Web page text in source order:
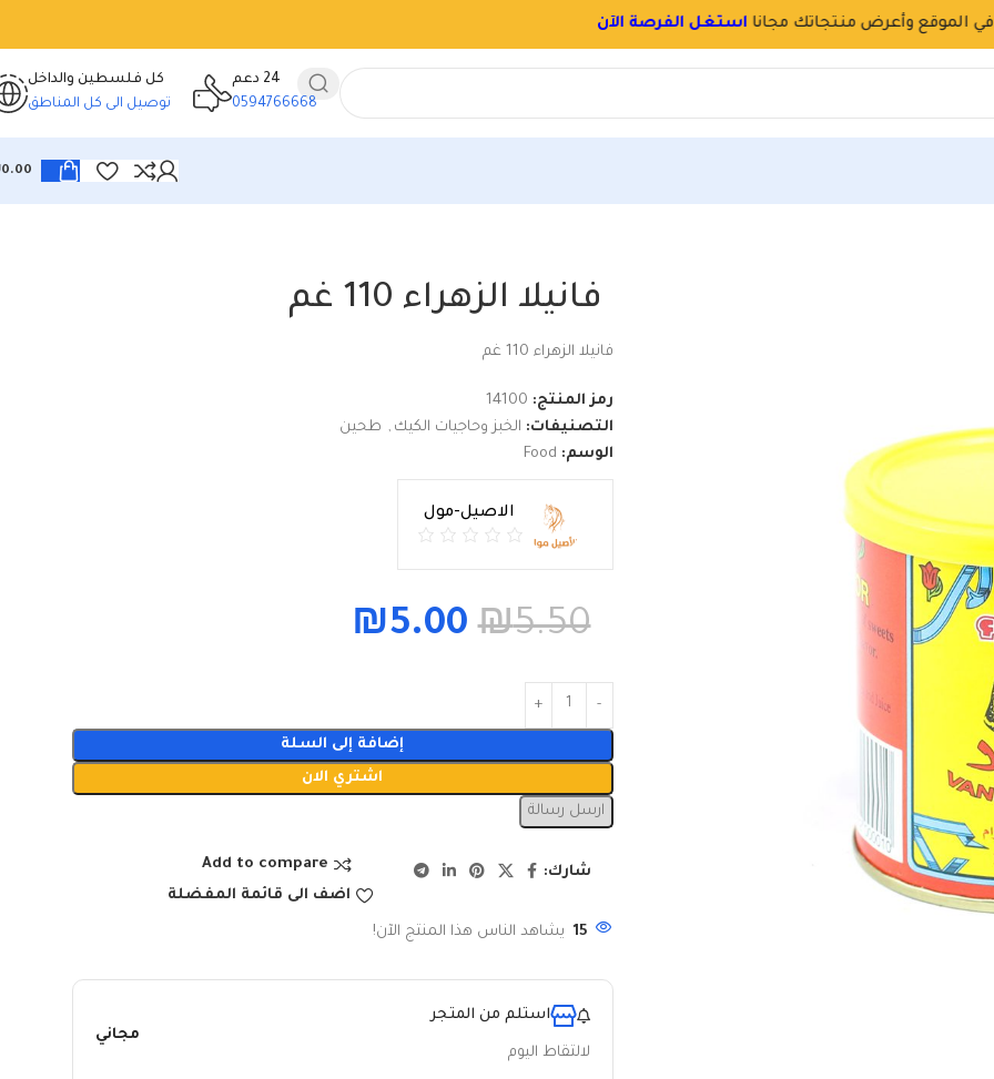
24 دعم
0594766668
كل فلسطين والداخل
توصيل الى كل المناطق
0.00
فانيلا الزهراء 110 غم
فانيلا الزهراء 110 غم
رمز المنتج: 14100
التصنيفات: الخبز وحاجيات الكيك , طحين
الوسم: Food
الاصيل-مول
₪5.50
₪5.00
إضافة إلى السلة
اشتري الان
ارسل رسالة
Add to compare
اضف الى قائمة المفضلة
شارك:
15 يشاهد الناس هذا المنتج الآن!
استلم من المتجر
لالتقاط اليوم
مجاني
سجلبسرعةو احجز اسم محلك بالموقع